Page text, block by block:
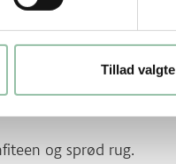
Tillad valgte
og sprød rug.